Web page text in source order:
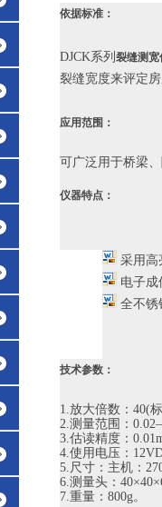
依据标准 ：
DJCK系列 裂缝测宽
裂缝宽度来评定
应用范围 ：
可广泛用于桥梁
仪器特点 ：
采用高
电子成
全不锈
技术参数：
1.放大倍数： 40(
2.测量范围： 0.02
3.估读精度：
4.使用电压：
5.尺寸：主机：
6.测量头：
7.重量： 800g。